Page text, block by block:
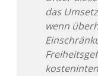
das
wenn